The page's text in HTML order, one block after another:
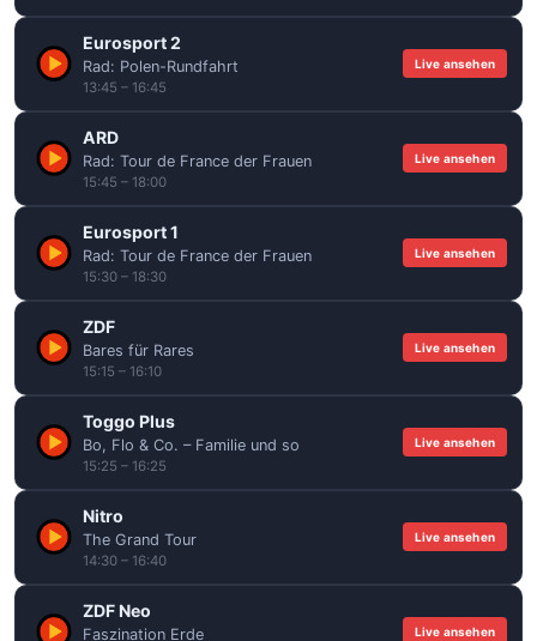
Eurosport 2
Rad: Polen-Rundfahrt
13:45 – 16:45
Live ansehen
ARD
Rad: Tour de France der Frauen
15:45 – 18:00
Live ansehen
Eurosport 1
Rad: Tour de France der Frauen
15:30 – 18:30
Live ansehen
ZDF
Bares für Rares
15:15 – 16:10
Live ansehen
Toggo Plus
Bo, Flo & Co. – Familie und so
15:25 – 16:25
Live ansehen
Nitro
The Grand Tour
14:30 – 16:40
Live ansehen
ZDF Neo
Faszination Erde Live ansehen